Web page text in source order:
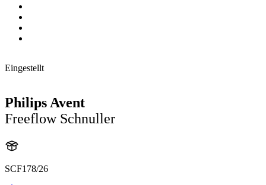
Eingestellt
Philips Avent
Freeflow Schnuller
SCF178/26